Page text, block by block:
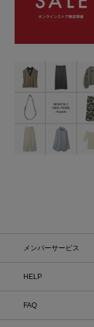
メンバーサービス
HELP
FAQ